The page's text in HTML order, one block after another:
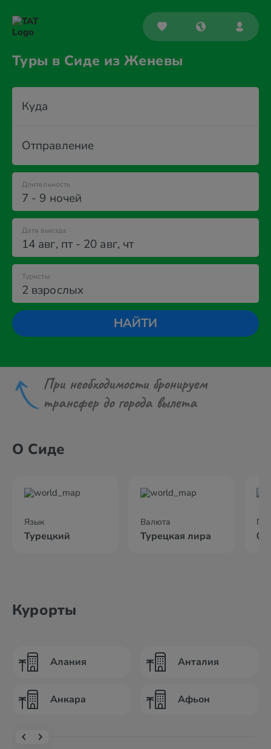
Туры в Сиде из Женевы
Куда
Отправление
7 - 9 ночей
Длительность
Дата выезда
14 авг, пт- 20 авг, чт
2 взрослых
Туристы
НАЙТИ
При необходимости бронируем
трансфер до города вылета
О Сиде
Язык
Турецкий
Валюта
Турецкая лира
Курорты
Алания
Анкара
Анталия
Афьон